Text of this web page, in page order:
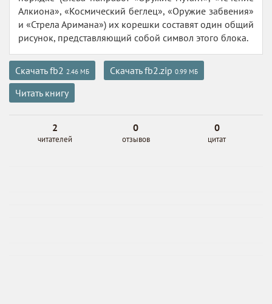
Алкиона», «Космический беглец», «Оружие забвения»
и «Стрела Аримана») их корешки составят один общий
рисунок, представляющий собой символ этого блока.
Скачать fb2 2.46 МБ Скачать fb2.zip 0.99 МБ
Читать книгу
2
читателей
0
отзывов
0
цитат